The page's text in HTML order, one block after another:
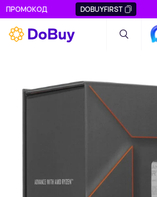
ПРОМОКОД DOBUYFIRST